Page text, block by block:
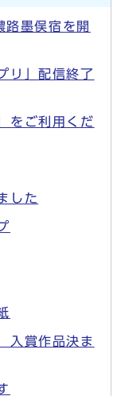
墨俣宿を開
リ」配信終了
をご利用くだ
した
入賞作品決ま